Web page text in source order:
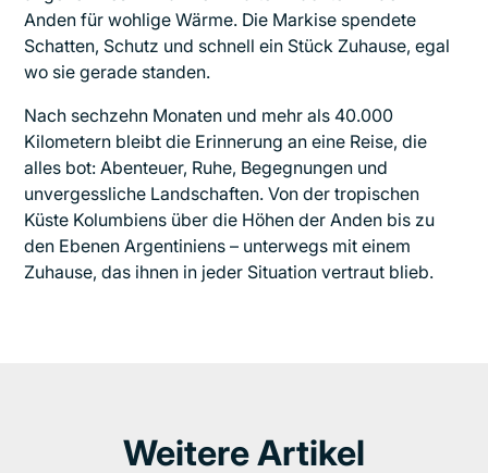
Anden für wohlige Wärme. Die Markise spendete
Schatten, Schutz und schnell ein Stück Zuhause, egal
wo sie gerade standen.
Nach sechzehn Monaten und mehr als 40.000
Kilometern bleibt die Erinnerung an eine Reise, die
alles bot: Abenteuer, Ruhe, Begegnungen und
unvergessliche Landschaften. Von der tropischen
Küste Kolumbiens über die Höhen der Anden bis zu
den Ebenen Argentiniens – unterwegs mit einem
Zuhause, das ihnen in jeder Situation vertraut blieb.
Weitere Artikel